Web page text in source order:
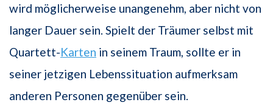
wird möglicherweise unangenehm, aber nicht von
langer Dauer sein. Spielt der Träumer selbst mit
Quartett-Karten in seinem Traum, sollte er in
seiner jetzigen Lebenssituation aufmerksam
anderen Personen gegenüber sein.